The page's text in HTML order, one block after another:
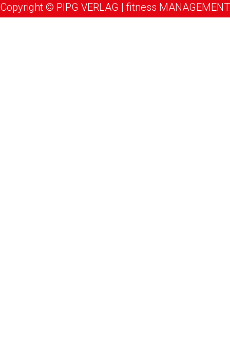
Copyright © PIPG VERLAG | fitness MANAGEMENT